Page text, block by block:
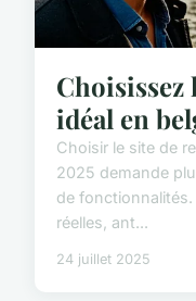
Choisissez
idéal en
Choisir le site de
2025 demande
de
réelles, ant...
24 juillet 2025